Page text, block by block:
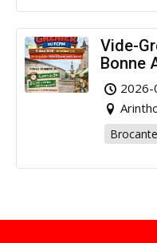
Vide-
Bonne